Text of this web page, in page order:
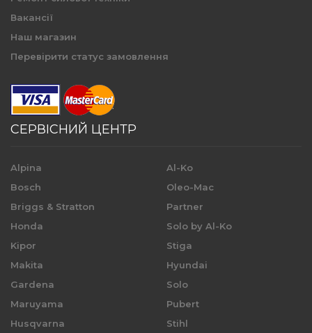
Вакансії
Наш магазин
Перевірити статус замовлення
СЕРВІСНИЙ ЦЕНТР
Alpina
Bosch
Briggs & Stratton
Honda
Kipor
Makita
Gardena
Maruyama
Husqvarna
Al-Ko
Oleo-Mac
Partner
Solo by Al-Ko
Stiga
Hyundai
Solo
Pubert
Stihl